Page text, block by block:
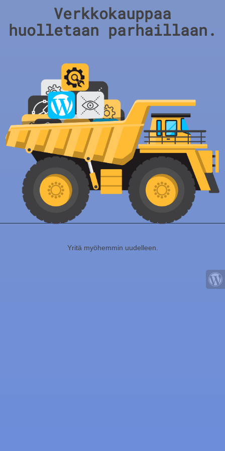
Verkkokauppaa
huolletaan parhaillaan.
Yritä myöhemmin uudelleen.